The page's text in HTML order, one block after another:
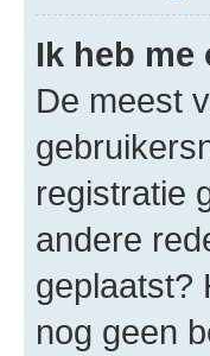
Ik heb
De meest
registratie
andere
geplaatst?
nog geen